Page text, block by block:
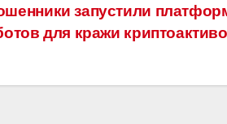
запустили
для кражи